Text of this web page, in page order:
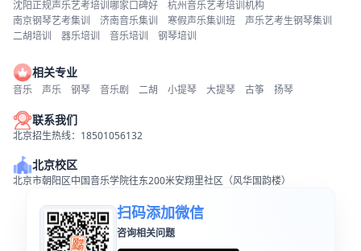
沈阳正规声乐艺考培训哪家口碑好
杭州音乐艺考培训机构
南京钢琴艺考集训
济南音乐集训 寒假声乐集训班
声乐艺考生钢琴集训
二胡培训
器乐培训 音乐培训 钢琴培训
相关专业
音乐 声乐 钢琴 音乐剧 二胡 小提琴 大提琴 古筝 扬琴
联系我们
北京招生热线：18501056132
北京校区
北京市朝阳区中国音乐学院往东200米安翔里社区（风华国韵楼）
扫码添加微信
咨询相关问题